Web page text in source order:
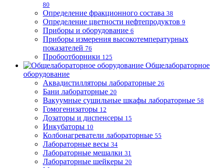
80
Определение фракционного состава 38
Определение цветности нефтепродуктов 9
Приборы и оборудование 6
Приборы измерения высокотемпературных
показателей 76
Пробоотборники 125
Общелабораторное
оборудование
Аквадистилляторы лабораторные 26
Бани лабораторные 20
Вакуумные сушильные шкафы лабораторные 58
Гомогенизаторы 12
Дозаторы и диспенсеры 15
Инкубаторы 10
Колбонагреватели лабораторные 55
Лабораторные весы 34
Лабораторные мешалки 31
Лабораторные шейкеры 20